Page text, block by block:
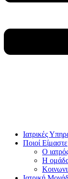
Ιατρικές
Ποιοί Είμαστε
Ο
Η